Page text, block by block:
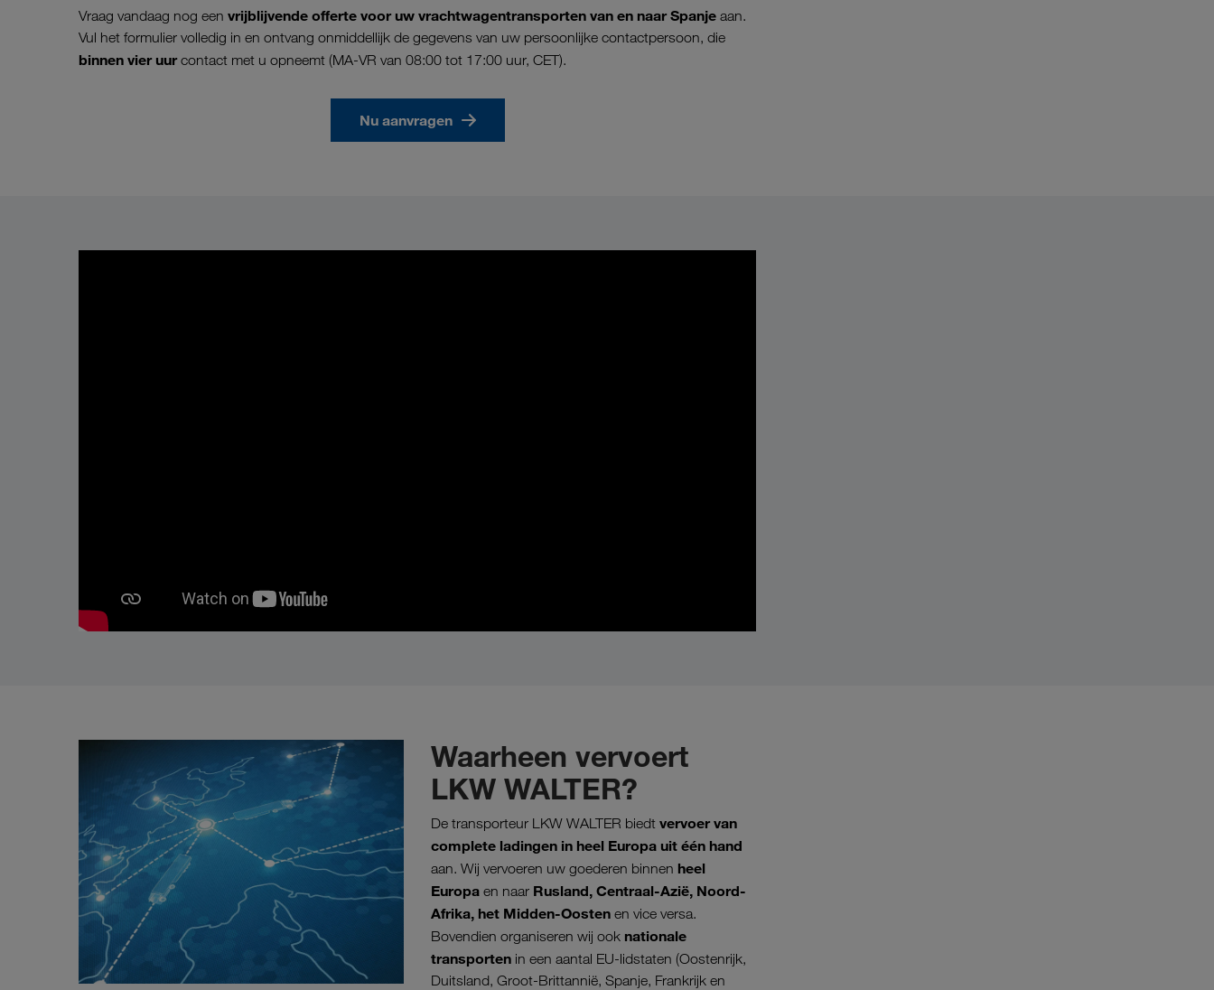
Vraag vandaag nog een vrijblijvende offerte voor uw vrachtwagentransporten van en naar Spanje aan.
Vul het formulier volledig in en ontvang onmiddellijk de gegevens van uw persoonlijke contactpersoon, die
binnen vier uurcontact met u opneemt (MA-VR van 08:00 tot 17:00 uur, CET).
Nu aanvragen
Waarheen vervoert
LKW WALTER?
De transporteur LKW WALTER biedt vervoer van
complete ladingen in heel Europa uit één hand
aan. Wij vervoeren uw goederen binnen heel
Europa en naar Rusland, Centraal-Azië, Noord-
Afrika, het Midden-Oosten en vice versa.
Bovendien organiseren wij ook nationale
transporten in een aantal EU-lidstaten (Oostenrijk,
Duitsland, Groot-Brittannië, Spanje, Frankrijk en